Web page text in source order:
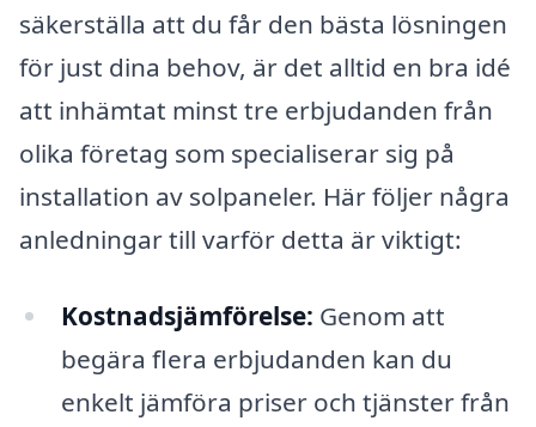
säkerställa att du får den bästa lösningen
för just dina behov, är det alltid en bra idé
att inhämtat minst tre erbjudanden från
olika företag som specialiserar sig på
installation av solpaneler. Här följer några
anledningar till varför detta är viktigt:
Kostnadsjämförelse: Genom att
begära flera erbjudanden kan du
enkelt jämföra priser och tjänster från